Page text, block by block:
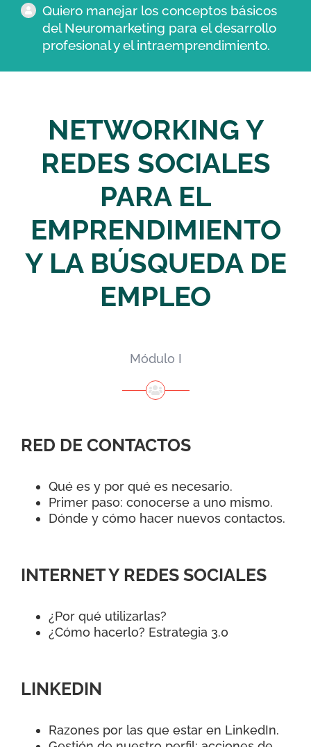
Quiero manejar los conceptos básicos
del Neuromarketing para el desarrollo
profesional y el intraemprendimiento.
NETWORKING Y
REDES SOCIALES
PARA EL
EMPRENDIMIENTO
Y LA BÚSQUEDA DE
EMPLEO
Módulo I
RED DE CONTACTOS
Qué es y por qué es necesario.
Primer paso: conocerse a uno mismo.
Dónde y cómo hacer nuevos contactos.
INTERNET Y REDES SOCIALES
¿Por qué utilizarlas?
¿Cómo hacerlo? Estrategia 3.0
LINKEDIN
Razones por las que estar en LinkedIn.